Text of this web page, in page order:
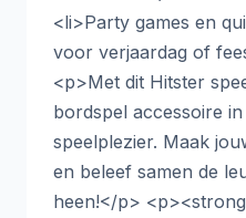
<li>Party games en
voor verjaardag of
<p>Met dit Hitster
bordspel accessoire
speelplezier. Maak
en beleef samen de
heen!</p>